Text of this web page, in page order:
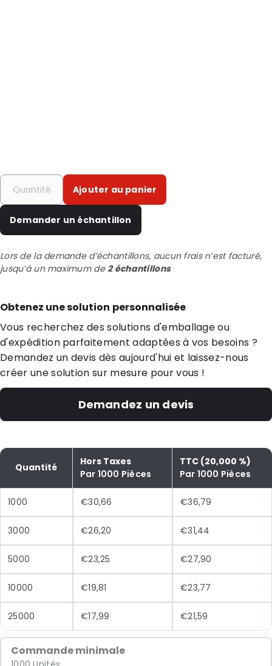
Ajouter au panier
Demander un échantillon
Lors de la demande d’échantillons, aucun frais n’est facturé,
jusqu’à un maximum de2 échantillons
Obtenez une solution personnalisée
Vous recherchez des solutions d'emballage ou
d'expédition parfaitement adaptées à vos besoins ?
Demandez un devis dès aujourd'hui et laissez-nous
créer une solution sur mesure pour vous !
Demandez un devis
Quantité
Hors Taxes
Par 1000 Pièces
TTC (20,000 %)
Par 1000 Pièces
1000 €30,66 €36,79
3000 €26,20 €31,44
5000 €23,25 €27,90
10000 €19,81 €23,77
25000 €17,99 €21,59
Commande minimale